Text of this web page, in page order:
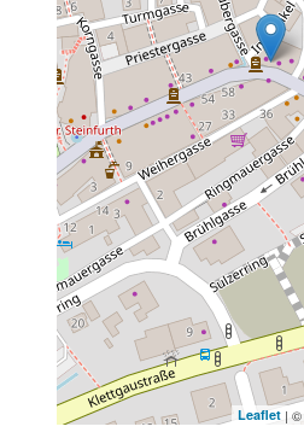
Leaflet| ©